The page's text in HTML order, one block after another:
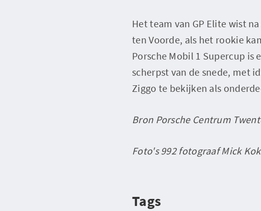
Het team van GP Elite wist
ten Voorde, als het rookie
Porsche Mobil 1 Supercup
scherpst van de snede, met
Ziggo te bekijken als
Bron Porsche Centrum
Foto's 992 fotograaf Mick Kok
Tags